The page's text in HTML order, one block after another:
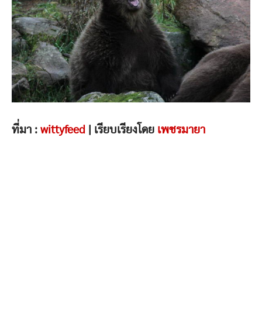
ที่มา : wittyfeed | เรียบเรียงโดย เพชรมายา